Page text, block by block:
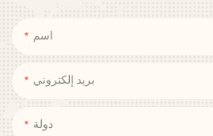
اسم
بريد إلكتروني
دولة